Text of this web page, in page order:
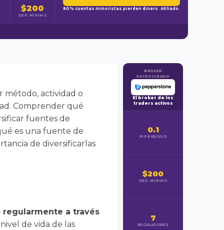
$200
DEP. MÍNIMO
80% cuentas minoristas pierden dinero. Afiliado.
método, actividad o
Comprender qué
fuentes de
es una fuente de
de diversificarlas
a través
de vida de las
BROKER
PATROCINADO
El broker de los
traders activos
0.1
PIP EUR/USD
$200
DEP. MÍNIMO
7
REGULADORES